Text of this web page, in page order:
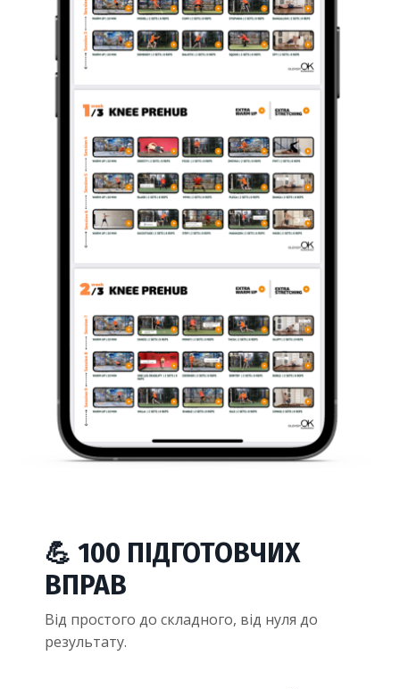
💪 100 ПІДГОТОВЧИХ
ВПРАВ
Від простого до складного, від нуля до
результату.